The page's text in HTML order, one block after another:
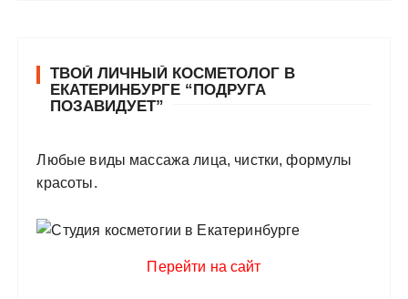
ТВОЙ ЛИЧНЫЙ КОСМЕТОЛОГ В
ЕКАТЕРИНБУРГЕ “ПОДРУГА
ПОЗАВИДУЕТ”
Любые виды массажа лица, чистки, формулы
красоты.
Перейти на сайт